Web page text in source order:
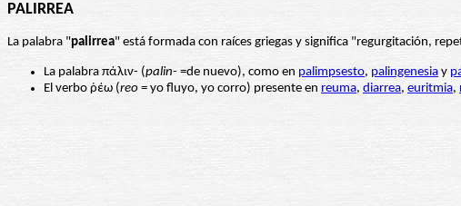
PALIRREA
La palabra "palirrea" está formada con raíces griegas y significa "regurgitación,
La palabra πάλιν- (palin- =de nuevo), como en palimpsesto, palingenesia y
El verbo ῥέω (reo = yo fluyo, yo corro) presente en reuma, diarrea, euritmia,